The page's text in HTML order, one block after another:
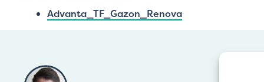
Advanta_TF_Gazon_Renova